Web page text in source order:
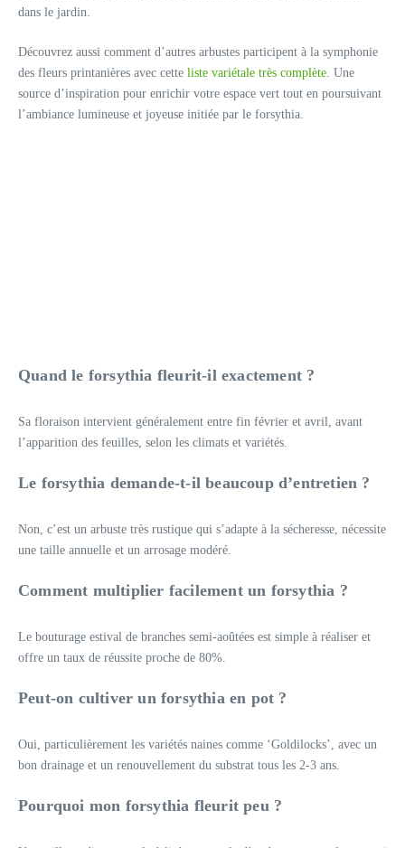
dans le jardin.
Découvrez aussi comment d’autres arbustes participent à la symphonie
des fleurs printanières avec cette liste variétale très complète. Une
source d’inspiration pour enrichir votre espace vert tout en poursuivant
l’ambiance lumineuse et joyeuse initiée par le forsythia.
Quand le forsythia fleurit-il exactement ?
Sa floraison intervient généralement entre fin février et avril, avant
l’apparition des feuilles, selon les climats et variétés.
Le forsythia demande-t-il beaucoup d’entretien ?
Non, c’est un arbuste très rustique qui s’adapte à la sécheresse, nécessite
une taille annuelle et un arrosage modéré.
Comment multiplier facilement un forsythia ?
Le bouturage estival de branches semi-aoûtées est simple à réaliser et
offre un taux de réussite proche de 80%.
Peut-on cultiver un forsythia en pot ?
Oui, particulièrement les variétés naines comme ‘Goldilocks’, avec un
bon drainage et un renouvellement du substrat tous les 2-3 ans.
Pourquoi mon forsythia fleurit peu ?